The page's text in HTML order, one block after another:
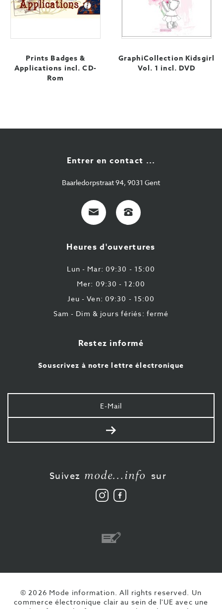
Prints Badges &
Applications incl. CD-
Rom
GraphiCollection Kidsgirl
Vol. 1 incl. DVD
Entrer en contact ...
Baarledorpstraat 94, 9031 Gent
E-
Mail
+32
9
43
87
Heures d'ouvertures
Lun - Mar: 09:30 - 15:00
Mer: 09:30 - 12:00
Jeu - Ven: 09:30 - 15:00
Sam - Dim & jours fériés: fermé
Restez informé
Souscrivez à notre lettre électronique
Votre
e-
mail
Envoyer
Suivez mode...info sur
Suivez
nous
Aimez-
nous
Virement
© 2026 Mode information. All rights reserved. Un
commerce électronique clair au sein de l'UE avec une